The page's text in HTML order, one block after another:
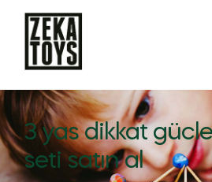
3 yas dikkat
seti satın al